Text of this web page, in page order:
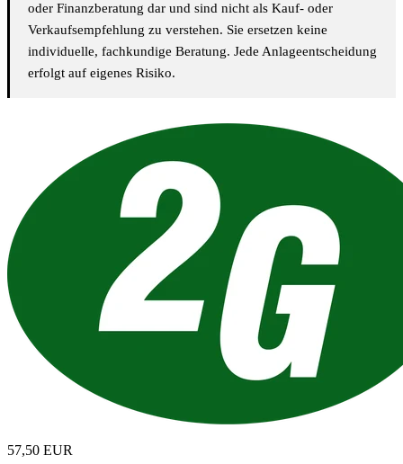
oder Finanzberatung dar und sind nicht als Kauf- oder
Verkaufsempfehlung zu verstehen. Sie ersetzen keine
individuelle, fachkundige Beratung. Jede Anlageentscheidung
erfolgt auf eigenes Risiko.
57,50 EUR